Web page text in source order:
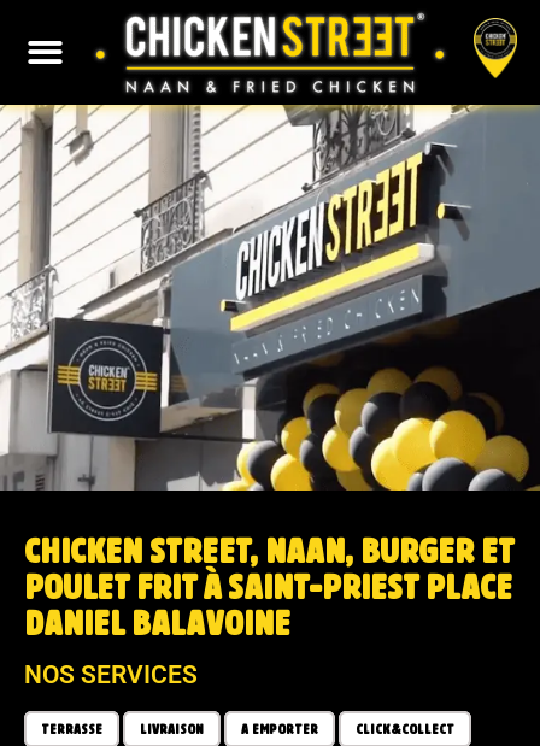
CHICKEN STREET, NAAN, BURGER ET
POULET FRIT À SAINT-PRIEST PLACE
DANIEL BALAVOINE
NOS SERVICES
TERRASSE LIVRAISON A EMPORTER CLICK&COLLECT